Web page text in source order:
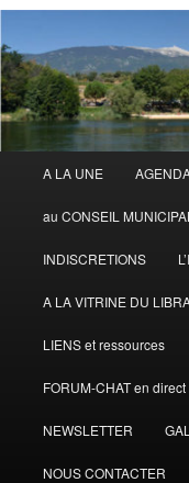
principal
A LA UNE
au CONSEIL MUNICIPAL
INDISCRETIONS
A LA VITRINE DU
LIENS et ressources
FORUM-CHAT en direct
NEWSLETTER
NOUS CONTACTER